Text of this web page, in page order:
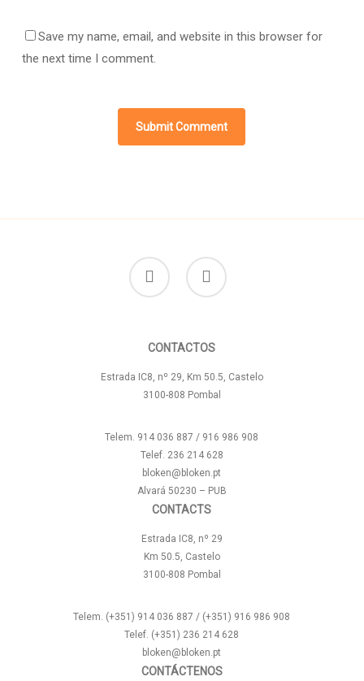
Save my name, email, and website in this browser for
the next time I comment.
facebook instagram
CONTACTOS
Estrada IC8, nº 29, Km 50.5, Castelo
3100-808 Pombal
Telem. 914 036 887 / 916 986 908
Telef. 236 214 628
bloken@bloken.pt
Alvará 50230 – PUB
CONTACTS
Estrada IC8, nº 29
Km 50.5, Castelo
3100-808 Pombal
Telem. (+351) 914 036 887 / (+351) 916 986 908
Telef. (+351) 236 214 628
bloken@bloken.pt
CONTÁCTENOS